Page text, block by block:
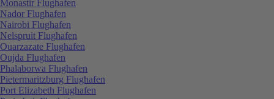
Monastir Flughafen
Nador Flughafen
Nairobi Flughafen
Nelspruit Flughafen
Ouarzazate Flughafen
Oujda Flughafen
Phalaborwa Flughafen
Pietermaritzburg Flughafen
Port Elizabeth Flughafen